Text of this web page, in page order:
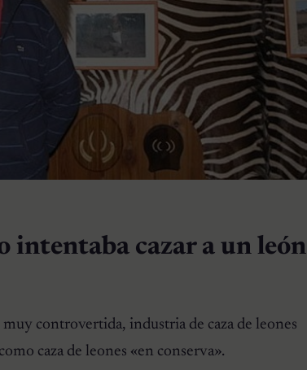
intentaba cazar a un león
controvertida, industria de caza de leones
caza de leones «en conserva».